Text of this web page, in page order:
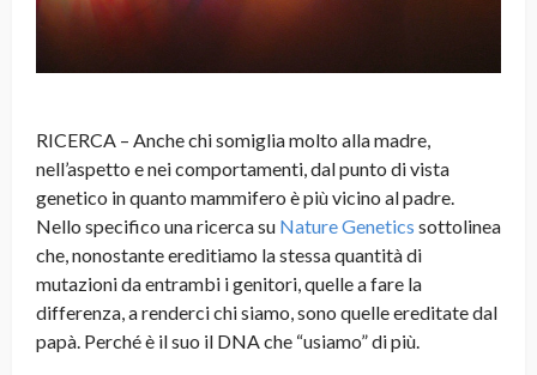
RICERCA – Anche chi somiglia molto alla madre,
nell’aspetto e nei comportamenti, dal punto di vista
genetico in quanto mammifero è più vicino al padre.
Nello specifico una ricerca su Nature Genetics sottolinea
che, nonostante ereditiamo la stessa quantità di
mutazioni da entrambi i genitori, quelle a fare la
differenza, a renderci chi siamo, sono quelle ereditate dal
papà. Perché è il suo il DNA che “usiamo” di più.